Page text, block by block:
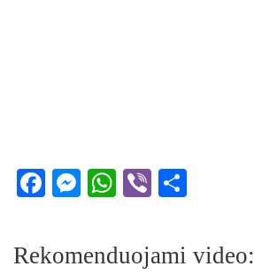
Facebook
Messenger
WhatsApp
Viber
Rekomenduojami video: